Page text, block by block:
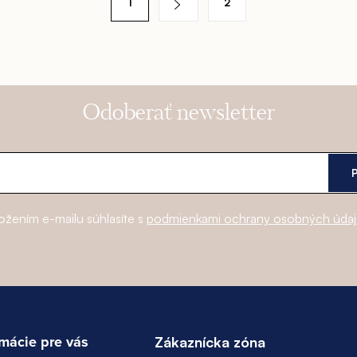
Odoberať newsletter
e-mailu súhlasíte s podmienkami ochrany osobných
pre vás Zákaznícka zóna